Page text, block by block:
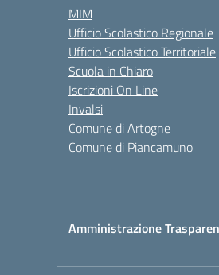
MIM
Ufficio Scolastico Regionale
Ufficio Scolastico Territoriale
Scuola in Chiaro
Iscrizioni On Line
Invalsi
Comune di Artogne
Comune di Piancamuno
Amministrazione